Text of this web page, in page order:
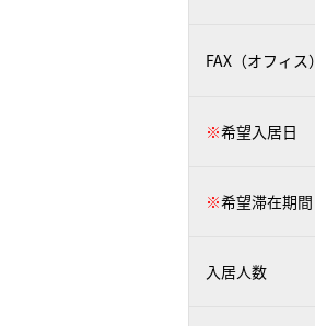
FAX（オフィス）
※希望入居日
※希望滞在期間
入居人数